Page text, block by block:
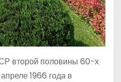
второй половины 60-х
1966 года в